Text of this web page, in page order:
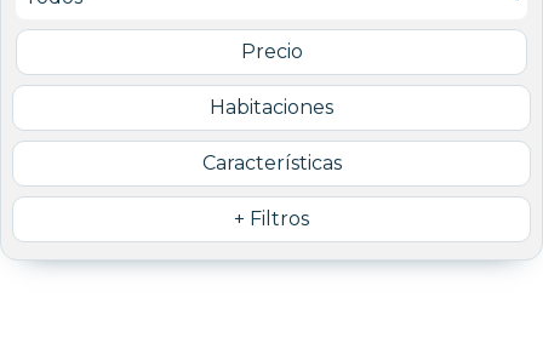
Precio
Habitaciones
Características
+ Filtros